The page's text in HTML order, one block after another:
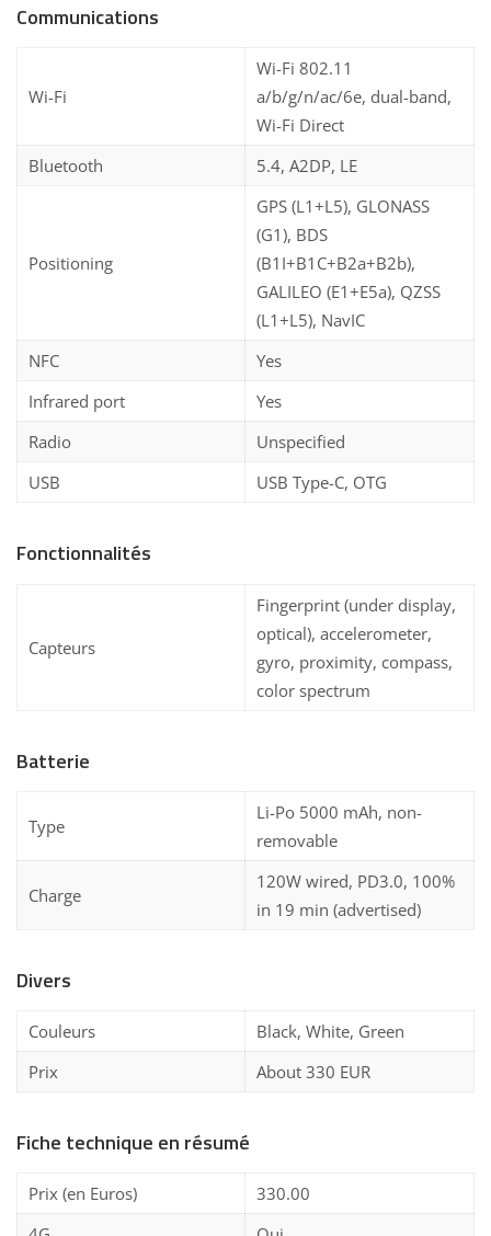
Communications
Wi-Fi
Wi-Fi 802.11
a/b/g/n/ac/6e, dual-band,
Wi-Fi Direct
Bluetooth
5.4, A2DP, LE
Positioning
GPS (L1+L5), GLONASS
(G1), BDS
(B1I+B1C+B2a+B2b),
GALILEO (E1+E5a), QZSS
(L1+L5), NavIC
NFC
Yes
Infrared port
Yes
Radio
Unspecified
USB
USB Type-C, OTG
Fonctionnalités
Capteurs
Fingerprint (under display,
optical), accelerometer,
gyro, proximity, compass,
color spectrum
Batterie
Type
Li-Po 5000 mAh, non-
removable
Charge
120W wired, PD3.0, 100%
in 19 min (advertised)
Divers
Couleurs
Black, White, Green
Prix
About 330 EUR
Fiche technique en résumé
Prix (en Euros)
330.00